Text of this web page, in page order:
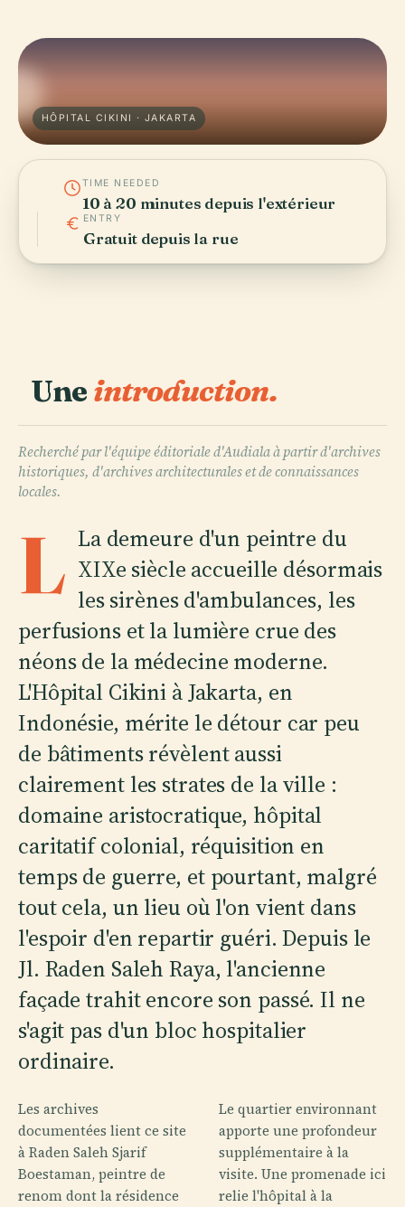
HÔPITAL CIKINI · JAKARTA
TIME NEEDED
10 à 20 minutes depuis l'extérieur
ENTRY
Gratuit depuis la rue
Uneintroduction.
Recherché par l'équipe éditoriale d'Audiala à partir d'archives
historiques, d'archives architecturales et de connaissances
locales.
L La demeure d'un peintre du
XIXe siècle accueille désormais
les sirènes d'ambulances, les
perfusions et la lumière crue des
néons de la médecine moderne.
L'Hôpital Cikini à Jakarta, en
Indonésie, mérite le détour car peu
de bâtiments révèlent aussi
clairement les strates de la ville :
domaine aristocratique, hôpital
caritatif colonial, réquisition en
temps de guerre, et pourtant, malgré
tout cela, un lieu où l'on vient dans
l'espoir d'en repartir guéri. Depuis le
Jl. Raden Saleh Raya, l'ancienne
façade trahit encore son passé. Il ne
s'agit pas d'un bloc hospitalier
ordinaire.
Les archives
documentées lient ce site
à Raden Saleh Sjarif
Boestaman, peintre de
renom dont la résidence
Le quartier environnant
apporte une profondeur
supplémentaire à la
visite. Une promenade ici
relie l'hôpital à la